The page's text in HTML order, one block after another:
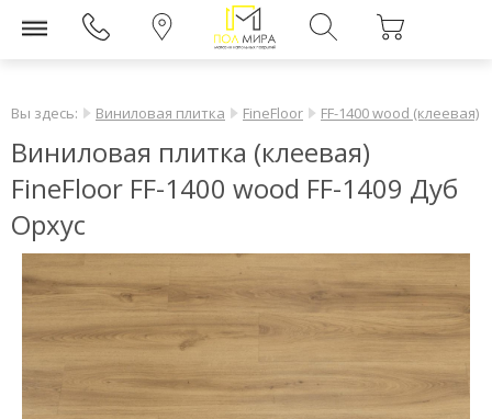
Вы здесь: Виниловая плитка FineFloor FF-1400 wood (клеевая)
Виниловая плитка (клеевая)
FineFloor FF-1400 wood FF-1409 Дуб
Орхус